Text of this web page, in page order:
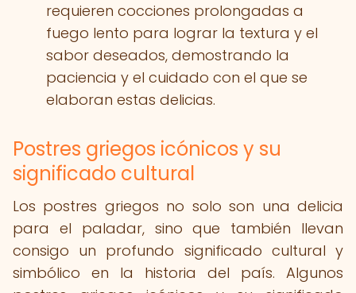
requieren cocciones prolongadas a
fuego lento para lograr la textura y el
sabor deseados, demostrando la
paciencia y el cuidado con el que se
elaboran estas delicias.
Postres griegos icónicos y su
significado cultural
Los postres griegos no solo son una delicia
para el paladar, sino que también llevan
consigo un profundo significado cultural y
simbólico en la historia del país. Algunos